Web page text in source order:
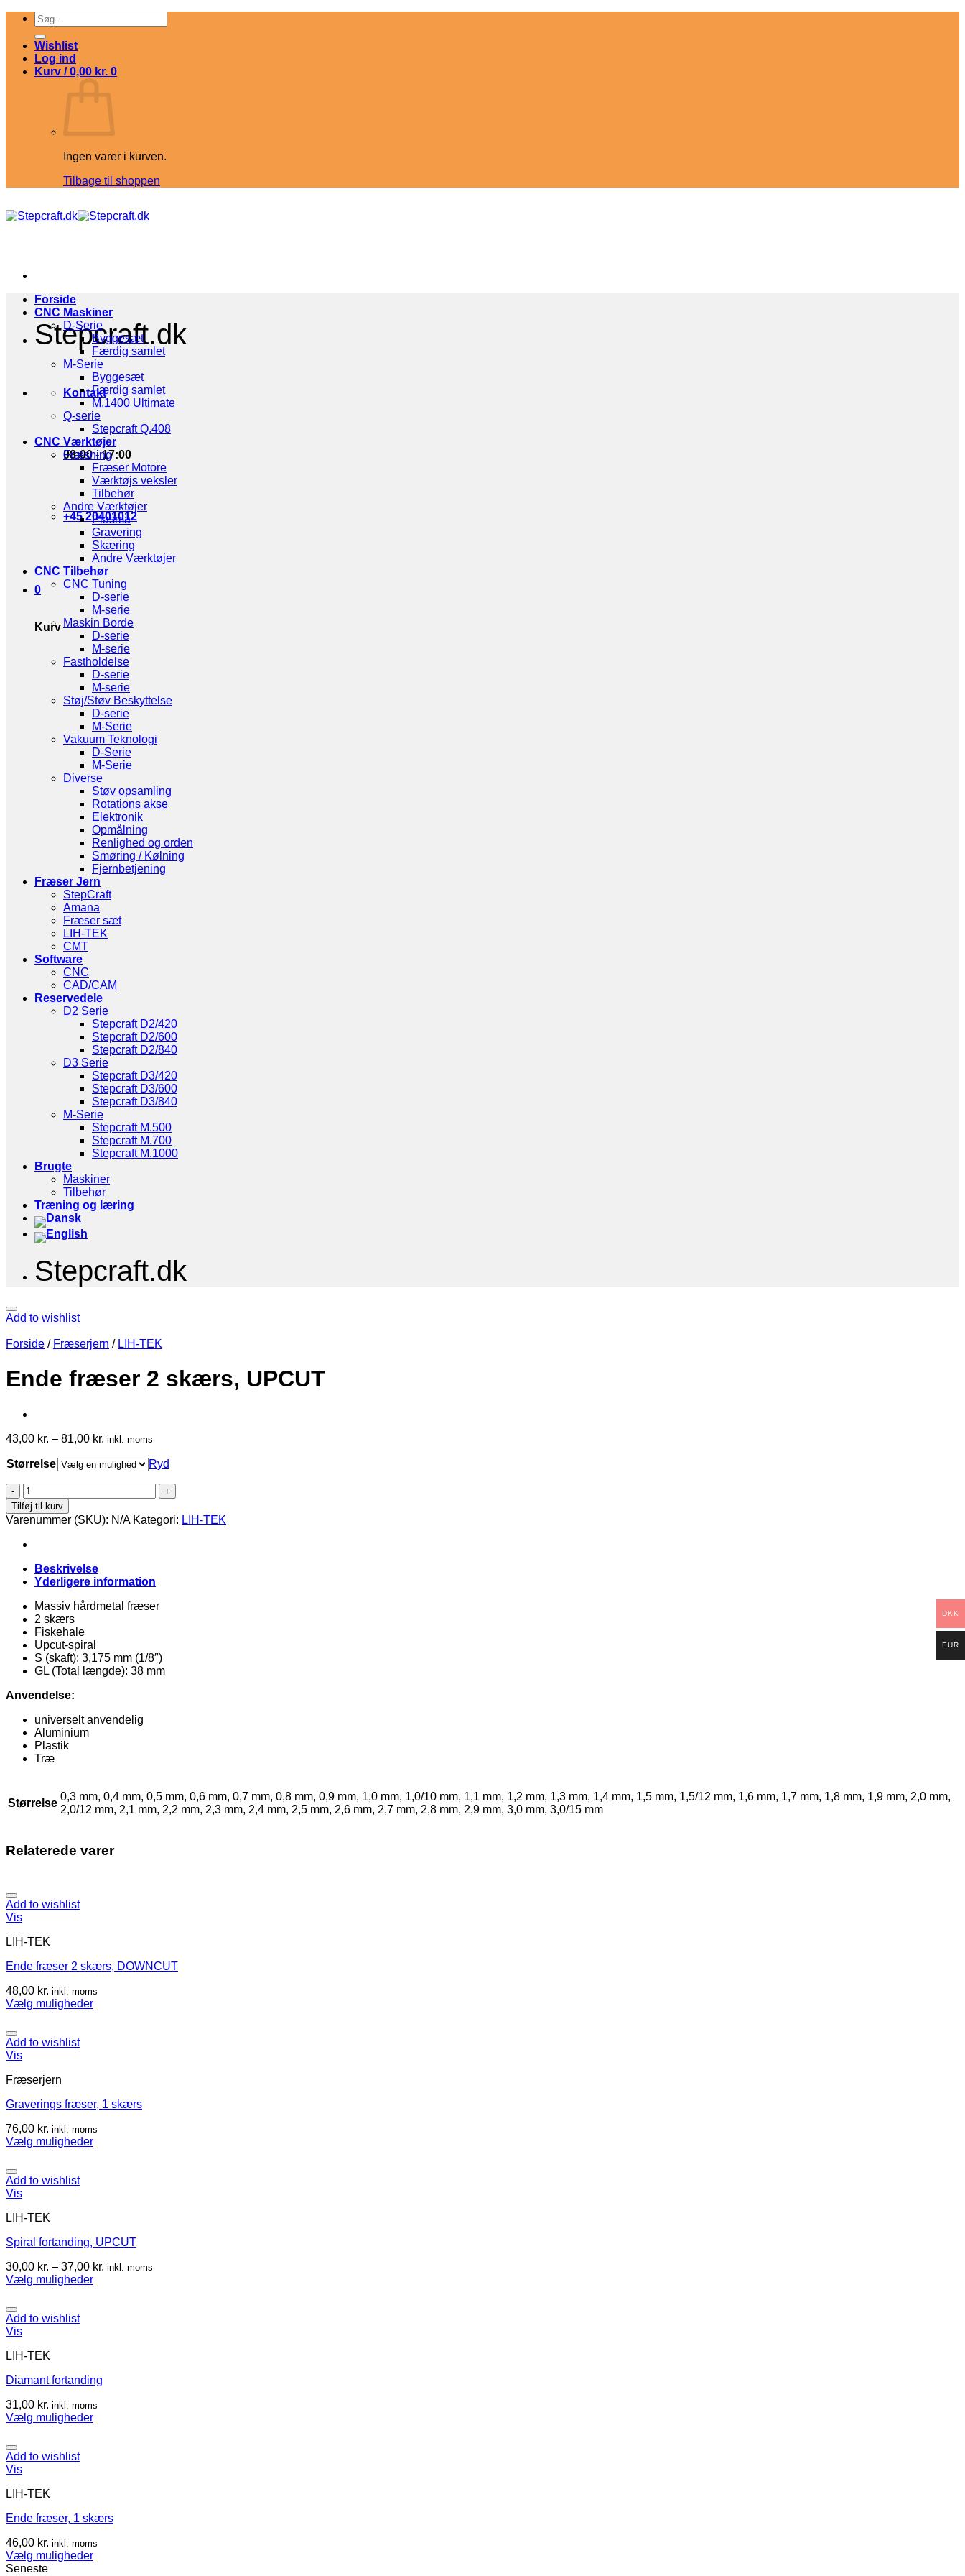
Fortsæt
indhold
Søg
efter:
Wishlist
Log ind
Kurv /0,00 kr. 0
Ingen varer i kurven.
Tilbage til shoppen
Stepcraft.dk
Kontakt
08:00 - 17:00
+45 20401012
0
Kurv
Forside
CNC Maskiner
D-Serie
Byggesæt
Færdig samlet
M-Serie
Byggesæt
Færdig samlet
M.1400 Ultimate
Q-serie
Stepcraft Q.408
CNC Værktøjer
Fræsning
Fræser Motore
Værktøjs veksler
Tilbehør
Andre Værktøjer
Plasma
Gravering
Skæring
Andre Værktøjer
CNC Tilbehør
CNC Tuning
D-serie
M-serie
Maskin Borde
D-serie
M-serie
Fastholdelse
D-serie
M-serie
Støj/Støv Beskyttelse
D-serie
M-Serie
Vakuum Teknologi
D-Serie
M-Serie
Diverse
Støv opsamling
Rotations akse
Elektronik
Opmålning
Renlighed og orden
Smøring / Kølning
Fjernbetjening
Fræser Jern
StepCraft
Amana
Fræser sæt
LIH-TEK
CMT
Software
CNC
CAD/CAM
Reservedele
D2 Serie
Stepcraft D2/420
Stepcraft D2/600
Stepcraft D2/840
D3 Serie
Stepcraft D3/420
Stepcraft D3/600
Stepcraft D3/840
M-Serie
Stepcraft M.500
Stepcraft M.700
Stepcraft M.1000
Brugte
Maskiner
Tilbehør
Træning og læring
Stepcraft.dk
Add to wishlist
Forside / Fræserjern / LIH-TEK
Ende fræser 2 skærs, UPCUT
43,00 kr. – 81,00 kr. inkl. moms
Størrelse Ryd
Ende
fræser
2
skærs,
UPCUT
Tilføj til kurv
Varenummer (SKU): N/A Kategori: LIH-TEK
Beskrivelse
Yderligere information
Massiv hårdmetal fræser
2 skærs
Fiskehale
Upcut-spiral
S (skaft): 3,175 mm (1/8″)
GL (Total længde): 38 mm
Anvendelse:
universelt anvendelig
Aluminium
Plastik
Træ
Størrelse
0,3 mm, 0,4 mm, 0,5 mm, 0,6 mm, 0,7 mm, 0,8 mm, 0,9 mm, 1,0 mm, 1,0/10 mm, 1,1 mm, 1,2 mm, 1,3 mm, 1,4 mm, 1,5 mm, 1,5/12 mm, 1,6 mm, 1,7 mm, 1,8 mm, 1,9 mm, 2,0 mm,
2,0/12 mm, 2,1 mm, 2,2 mm, 2,3 mm, 2,4 mm, 2,5 mm, 2,6 mm, 2,7 mm, 2,8 mm, 2,9 mm, 3,0 mm, 3,0/15 mm
Relaterede varer
Add to wishlist
Vis
LIH-TEK
Ende fræser 2 skærs, DOWNCUT
48,00 kr. inkl. moms
Vælg muligheder
Add to wishlist
Vis
Fræserjern
Graverings fræser, 1 skærs
76,00 kr. inkl. moms
Vælg muligheder
Add to wishlist
Vis
LIH-TEK
Spiral fortanding, UPCUT
30,00 kr. – 37,00 kr. inkl. moms
Vælg muligheder
Add to wishlist
Vis
LIH-TEK
Diamant fortanding
31,00 kr. inkl. moms
Vælg muligheder
Add to wishlist
Vis
LIH-TEK
Ende fræser, 1 skærs
46,00 kr. inkl. moms
Vælg muligheder
Seneste
DKK
EUR